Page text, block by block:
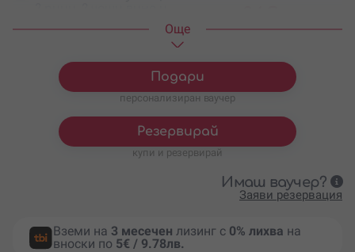
4 пици, 4 чаши вино и
лакомства за кучетата
двама и лакомства за
кучетата
31.30 лв.
Oще
Подари
персонализиран ваучер
Резервирай
купи и резервирай
Имаш ваучер?
Заяви резервация
Вземи на 3 месечен лизинг с 0% лихва на
вноски по 5€ / 9.78лв.